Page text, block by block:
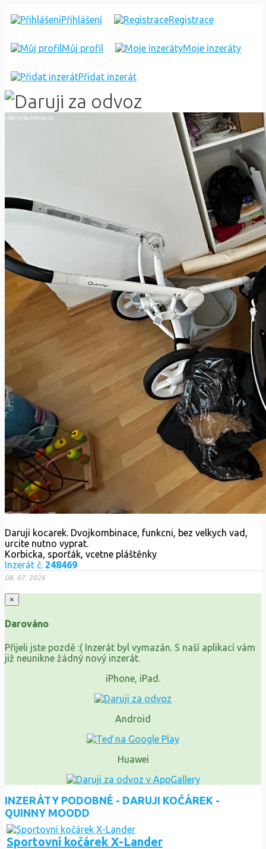
Přihlášení Registrace
Můj profil Moje inzeráty
Přidat inzerát
DARUJI
-
Daruji kocarek. Dvojkombinace, funkcni, bez velkych vad,
urcite nutno vyprat.
Korbicka, sporťák, vcetne pláštěnky
Inzerát č. 248469
08. 07. 2026
×
Darováno
Přijeli jste pozdě :( Inzerát byl vymazán. S naší aplikací vám
již neunikne žádný nový inzerát.
iPhone, iPad.
Android
Huawei
INZERÁTY PODOBNÉ - DARUJI KOČÁREK -
QUINNY MOODD
Sportovní kočárek X-Lander